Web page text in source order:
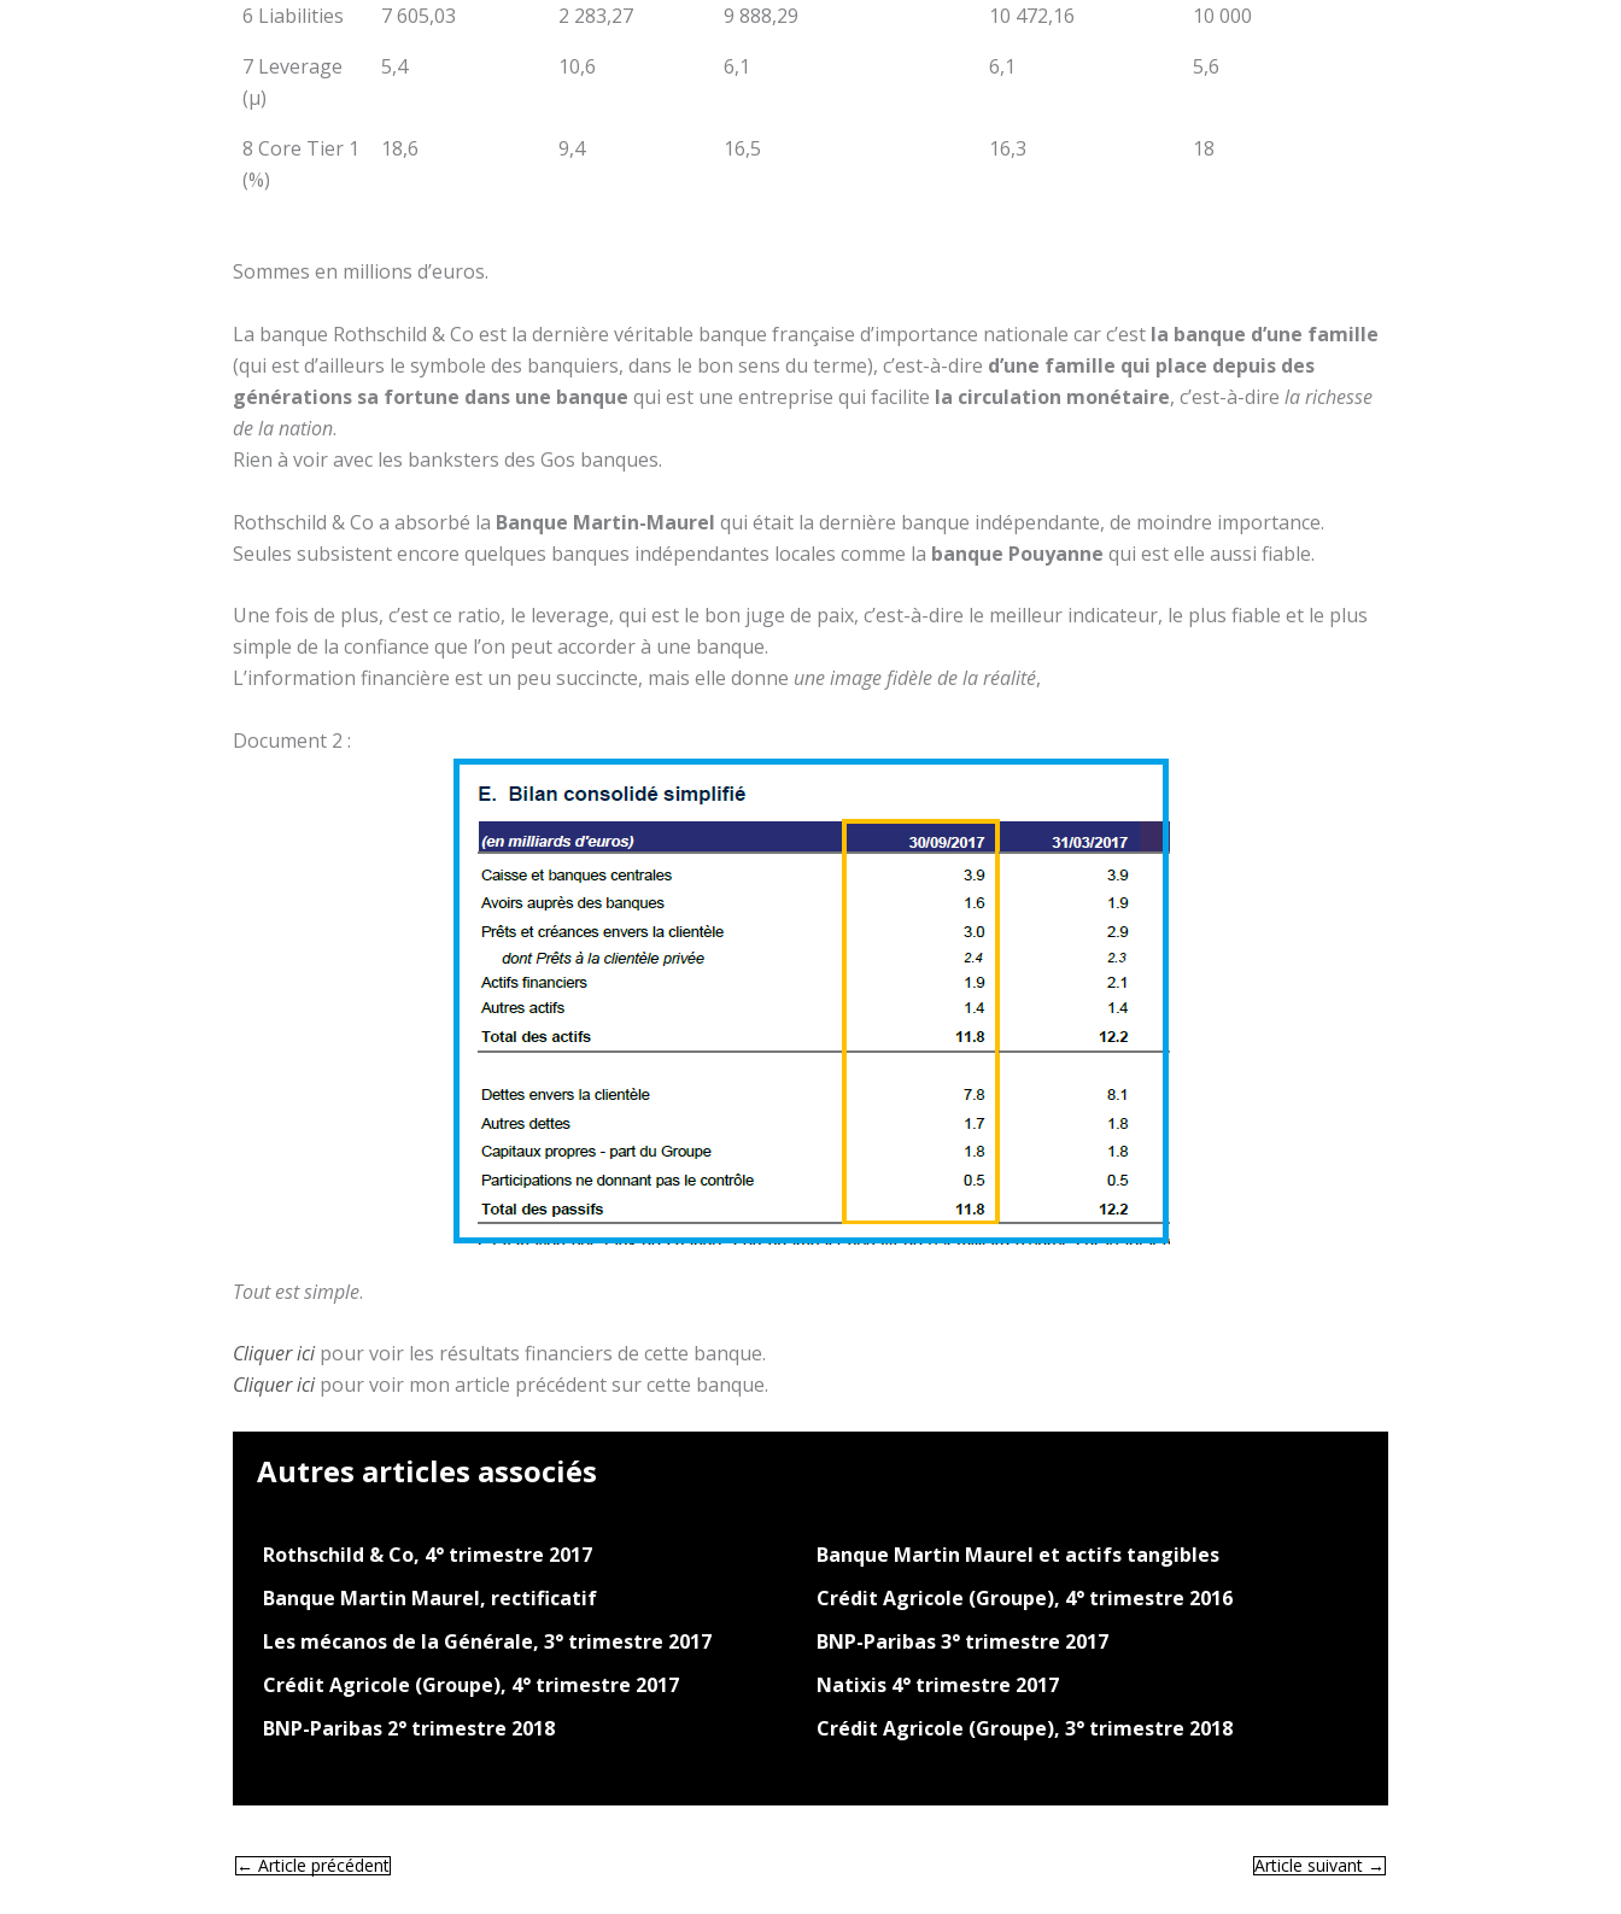
6 Liabilities 7 605,03 2 283,27 9 888,29 10 472,16
10 000
7 Leverage
(µ)
5,4 10,6 6,1 6,1 5,6
8 Core Tier 1
(%)
18,6 9,4 16,5 16,3 18
Sommes en millions d’euros.
La banque Rothschild & Co est la dernière véritable banque française d’importance nationale car c’est la banque d’une famille
(qui est d’ailleurs le symbole des banquiers, dans le bon sens du terme), c’est-à-dire d’une famille qui place depuis des
générations sa fortune dans une banque qui est une entreprise qui facilite la circulation monétaire, c’est-à-dire la richesse
de la nation.
Rien à voir avec les banksters des Gos banques.
Rothschild & Co a absorbé la Banque Martin-Maurel qui était la dernière banque indépendante, de moindre importance.
Seules subsistent encore quelques banques indépendantes locales comme la banque Pouyanne qui est elle aussi fiable.
Une fois de plus, c’est ce ratio, le leverage, qui est le bon juge de paix, c’est-à-dire le meilleur indicateur, le plus fiable et le plus
simple de la confiance que l’on peut accorder à une banque.
L’information financière est un peu succincte, mais elle donne une image fidèle de la réalité,
Document 2 :
Tout est simple.
Cliquer ici pour voir les résultats financiers de cette banque.
Cliquer ici pour voir mon article précédent sur cette banque.
Autres articles associés
Rothschild & Co, 4° trimestre 2017
Banque Martin Maurel et actifs tangibles
Banque Martin Maurel, rectificatif
Crédit Agricole (Groupe), 4° trimestre 2016
Les mécanos de la Générale, 3° trimestre 2017
BNP-Paribas 3° trimestre 2017
Crédit Agricole (Groupe), 4° trimestre 2017
Natixis 4° trimestre 2017
BNP-Paribas 2° trimestre 2018
Crédit Agricole (Groupe), 3° trimestre 2018
← Article précédent Article suivant →